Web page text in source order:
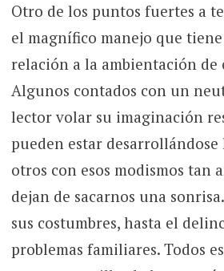
Otro de los puntos fuertes a
el magnífico manejo que
relación a la ambientación de
Algunos contados con un
lector volar su imaginación
pueden estar
otros con esos modismos tan
dejan de sacarnos una
sus costumbres, hasta el
problemas familiares. Todos